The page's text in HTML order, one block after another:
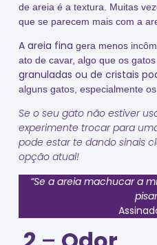
de areia é a textura. Muitas
que se parecem mais com a
A areia fina gera menos
ato de cavar, algo que os gatos
granuladas ou de cristais
alguns gatos, especialmente
Se o seu gato não estiver
experimente trocar para
pode estar te dando sinais
opção atual!
“Se a areia machucar a